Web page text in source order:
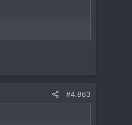
#4.863